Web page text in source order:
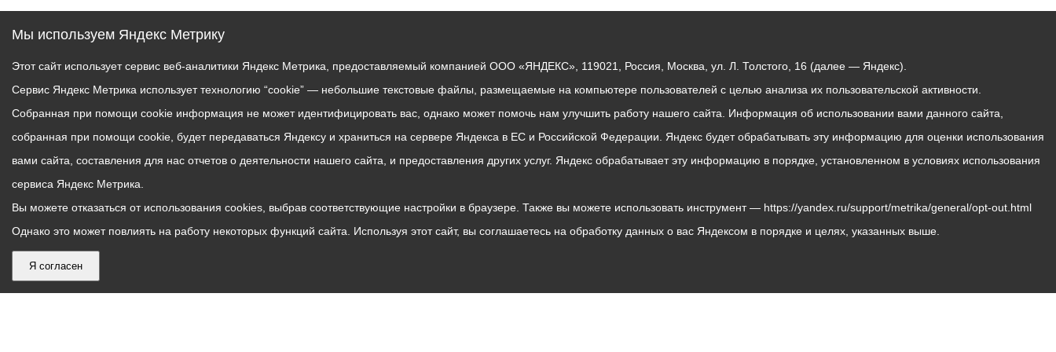
Мы используем Яндекс Метрику
Этот сайт использует сервис веб-аналитики Яндекс Метрика, предоставляемый компанией ООО «ЯНДЕКС», 119021, Россия, Москва, ул. Л. Толстого, 16 (далее — Яндекс).
Сервис Яндекс Метрика использует технологию “cookie” — небольшие текстовые файлы, размещаемые на компьютере пользователей с целью анализа их пользовательской активности.
Собранная при помощи cookie информация не может идентифицировать вас, однако может помочь нам улучшить работу нашего сайта. Информация об использовании вами данного сайта,
собранная при помощи cookie, будет передаваться Яндексу и храниться на сервере Яндекса в ЕС и Российской Федерации. Яндекс будет обрабатывать эту информацию для оценки использования
вами сайта, составления для нас отчетов о деятельности нашего сайта, и предоставления других услуг. Яндекс обрабатывает эту информацию в порядке, установленном в условиях использования
сервиса Яндекс Метрика.
Вы можете отказаться от использования cookies, выбрав соответствующие настройки в браузере. Также вы можете использовать инструмент — https://yandex.ru/support/metrika/general/opt-out.html
Однако это может повлиять на работу некоторых функций сайта. Используя этот сайт, вы соглашаетесь на обработку данных о вас Яндексом в порядке и целях, указанных выше.
Я согласен